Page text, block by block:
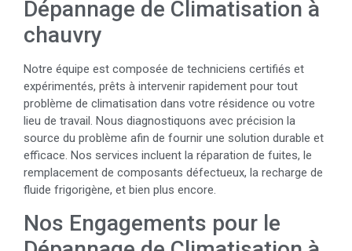
Dépannage de Climatisation à
chauvry
Notre équipe est composée de techniciens certifiés et
expérimentés, prêts à intervenir rapidement pour tout
problème de climatisation dans votre résidence ou votre
lieu de travail. Nous diagnostiquons avec précision la
source du problème afin de fournir une solution durable et
efficace. Nos services incluent la réparation de fuites, le
remplacement de composants défectueux, la recharge de
fluide frigorigène, et bien plus encore.
Nos Engagements pour le